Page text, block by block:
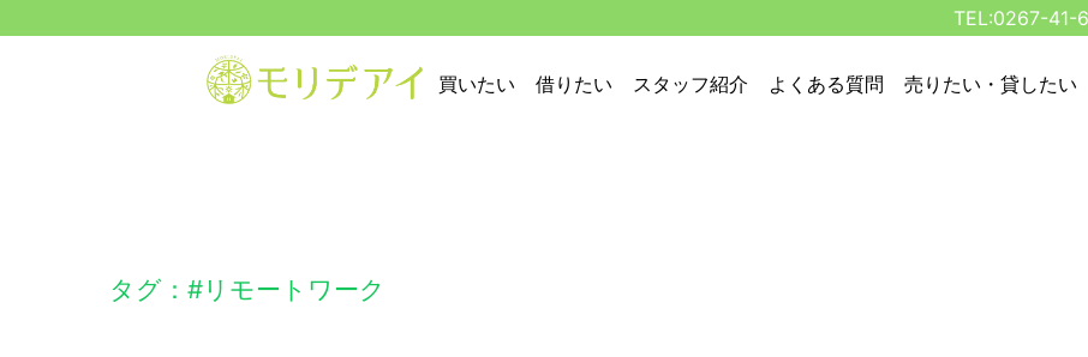
TEL:0267-41-
買いたい 借りたい スタッフ紹介 よくある質問 売りたい・貸したい
タグ：#リモートワーク